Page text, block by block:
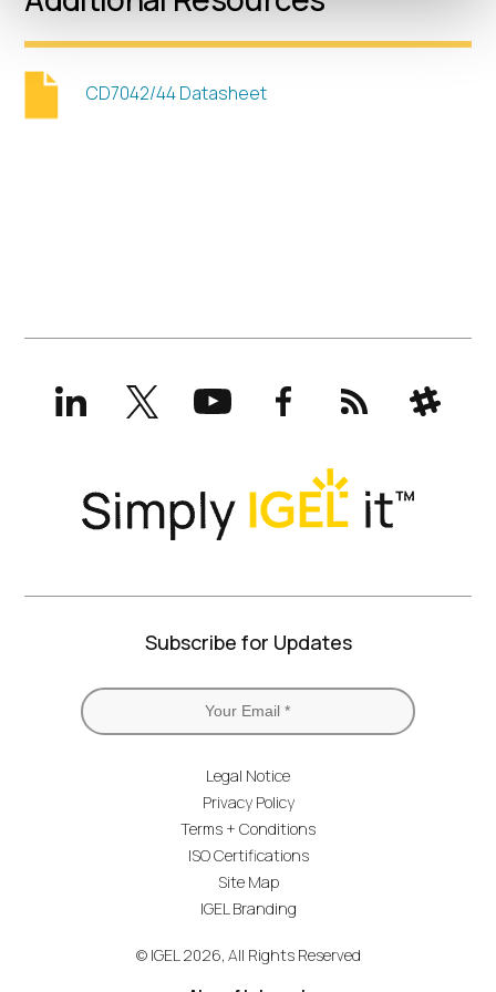
CD7042/44 Datasheet
LinkedInX
(formerly
Twitter)
YouTubeFacebookRSS Slack
Subscribe for Updates
Legal Notice
Privacy Policy
Terms + Conditions
ISO Certifications
Site Map
IGEL Branding
© IGEL 2026, All Rights Reserved